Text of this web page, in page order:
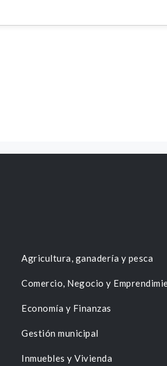
Agricultura, ganadería y pesca
Comercio, Negocio y
Economía y Finanzas
Gestión municipal
Inmuebles y Vivienda